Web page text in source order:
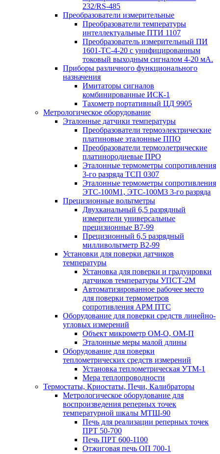
232/RS-485
Преобразователи измерительные
Преобразователи температуры
интеллектуальные ПТИ 1107
Преобразователь измерительный ПИ
1601-ТС-4-20 с унифицированным
токовый выходным сигналом 4-20 мА.
Приборы различного функционального
назначения
Имитаторы сигналов
комбинированные ИСК-1
Тахометр портативный ЦД 9905
Метрологическое оборудование
Эталонные датчики температуры
Преобразователи термоэлектрические
платиновые эталонные ППО
Преобразователи термоэлетрические
платинородиевые ПРО
Эталонные термометры сопротивления
3-го разряда ТСП 0307
Эталонные термометры сопротивления
ЭТС-100М1, ЭТС-100М3 3-го разряда
Прецизионные вольтметры
Двухканальный 6,5 разрядный
измерители универсальные
прецизионные В7-99
Прецизионный 6,5 разрядный
милливольтметр В2-99
Установки для поверки датчиков
температуры
Установка для поверки и градуировки
датчиков температуры УПСТ-2М
Автоматизированное рабочее место
для поверки термометров
сопротивления АРМ ПТС
Оборудование для поверки средств линейно-
угловых измерений
Объект микрометр ОМ-О, ОМ-П
Эталонные меры малой длины
Оборудование для поверки
теплометрических средств измерений
Установка теплометрическая УТМ-1
Мера теплопроводности
Термостаты, Криостаты, Печи, Калибраторы
Метрологическое оборудование для
воспроизведения реперных точек
температурной шкалы МТШ-90
Печь для реализации реперных точек
ПРТ 50-700
Печь ПРТ 600-1100
Отжиговая печь ОП 700-1